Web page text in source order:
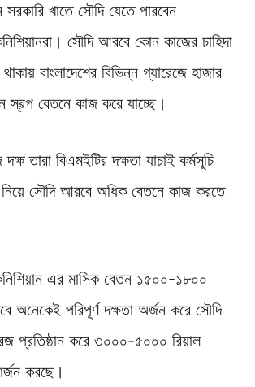
সরকারি খাতে সৌদি যেতে পারবেন
সৌদি আরবে কোন কাজের চাহিদা
বাংলাদেশের বিভিন্ন গ্যারেজে হাজার
স্বল্প বেতনে কাজ করে যাচ্ছে।
তারা বিএমইটির দক্ষতা যাচাই কর্মসূচি
নিয়ে সৌদি আরবে অধিক বেতনে কাজ করতে
এর মাসিক বেতন ১৫০০-১৮০০
অনেকেই পরিপূর্ণ দক্ষতা অর্জন করে সৌদি
প্রতিষ্ঠান করে ৩০০০-৫০০০ রিয়াল
করছে।